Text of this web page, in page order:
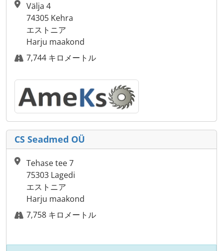
Välja 4
74305 Kehra
エストニア
Harju maakond
7,744 キロメートル
CS Seadmed OÜ
Tehase tee 7
75303 Lagedi
エストニア
Harju maakond
7,758 キロメートル